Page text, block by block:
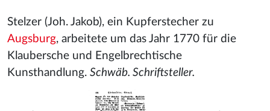
Stelzer (Joh. Jakob), ein Kupferstecher zu
Augsburg, arbeitete um das Jahr 1770 für die
Klaubersche und Engelbrechtische
Kunsthandlung. Schwäb. Schriftsteller.